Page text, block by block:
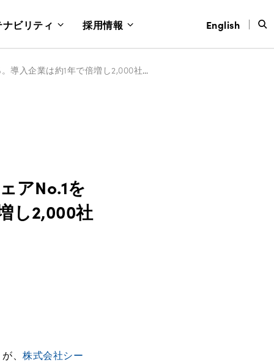
ビリティ 採用情報 English
Sansan、法人向け名刺管理サービス2年連続シェアNo.1を獲得 〜業界シェア76％。導入企業は約1年で倍増し2,000社を突破〜
アNo.1を
し2,000社
、株式会社シー